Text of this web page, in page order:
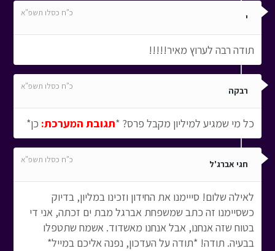
י כ"ח כסלו תשפ"א
תודה רבה לערוץ מאיר!!!!!
רבקה כ"ח כסלו תשפ"א
כל מי שמגיע למיליון מקבל פרס? *תגובת המערכת: כן*
חגי אברג'ל כ"ח כסלו תשפ"א
לאילה שלום! סייימנו את החידון וזכינו במליון, בדיוק
כשסיימנו זה כתב שמשפחת אברגל מבת ים זכתה, אני די
בטוח שזה אנחנו, אבל אנחנו מאשדוד. אשמח שתטפלו
בבעיה. תודה! *תודה על העדכון, נפנה אליכם במייל*